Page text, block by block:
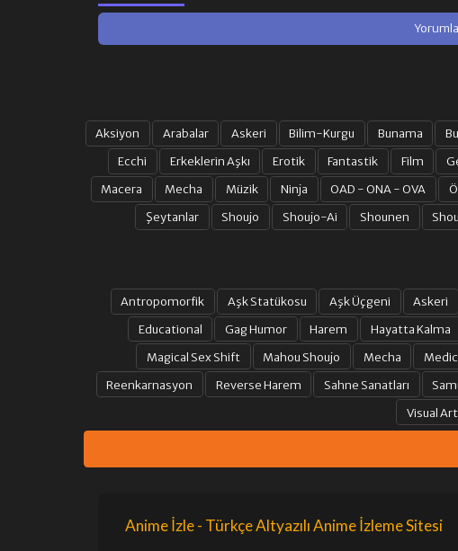
Aksiyon Arabalar Askeri Bilim-Kurgu Bunama
Ecchi
Erkeklerin Aşkı Erotik Fantastik Film
Macera
Mecha Müzik Ninja OAD - ONA - OVA
Şeytanlar
Shoujo Shoujo-Ai Shounen
Antropomorfik Aşk Statükosu Aşk Üçgeni Askeri
Educational
Gag Humor Harem Hayatta Kalma
Magical Sex Shift
Mahou Shoujo Mecha
Reenkarnasyon
Reverse Harem Sahne Sanatları
Visual
Anime İzle - Türkçe Altyazılı Anime İzleme Sitesi